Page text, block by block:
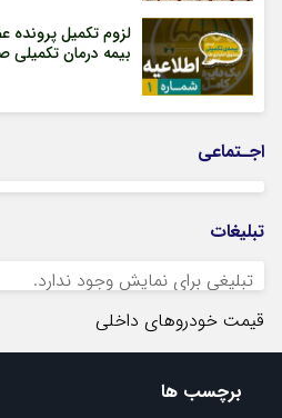
لزوم تکمیل پرونده
بیمه درمان تکمیلی
اجـتماعی
تبلیغات
تبلیغی برای نمایش وجود ندارد.
قیمت خودروهای داخلی
برچسب ها